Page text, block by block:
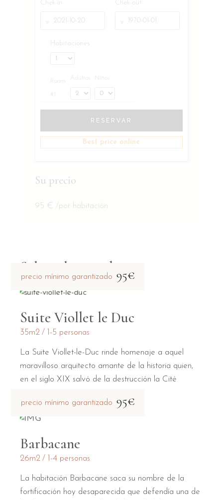
Chek-in Chek-out
Habitaciones
Room Adultos
RESERVAR
Best price online
Su precio
95 € /por habitación
Salas relacionadas
precio mínimo garantizado 95€
Suite Viollet le Duc
35m2 1-5 personas
La Suite Viollet-le-Duc rinde homenaje a aquel
maravilloso arquitecto amante de la historia quien,
en el siglo XIX salvó de la destrucción la Cité
precio mínimo garantizado 95€
Barbacane
26m2 1-4 personas
La habitación Barbacane saca su nombre de la
fortificación hoy desaparecida que defendía una de